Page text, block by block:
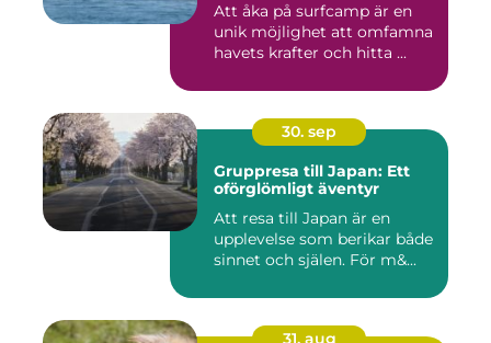
Att åka på surfcamp är en
unik möjlighet att omfamna
havets krafter och hitta ...
30. sep
Gruppresa till Japan: Ett
oförglömligt äventyr
Att resa till Japan är en
upplevelse som berikar både
sinnet och själen. För m&...
31. aug